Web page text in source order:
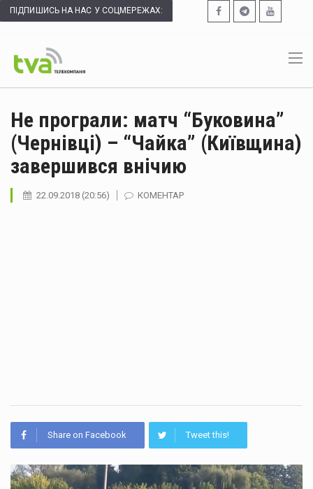
ПІДПИШИСЬ НА НАС У СОЦМЕРЕЖАХ:
Не програли: матч “Буковина”
(Чернівці) – “Чайка” (Київщина)
завершився внічию
22.09.2018 (20:56) КОМЕНТАР
Share on Facebook Tweet this!